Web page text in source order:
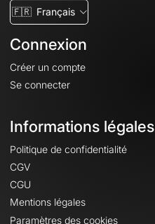
🇫🇷 Français
Connexion
Créer un compte
Se connecter
Informations légales
Politique de confidentialité
CGV
CGU
Mentions légales
Paramètres des cookies